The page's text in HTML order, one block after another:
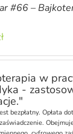
#66 –
w
-
bezpłatny. Opłata